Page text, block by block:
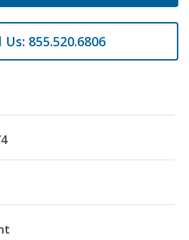
Us: 855.520.6806